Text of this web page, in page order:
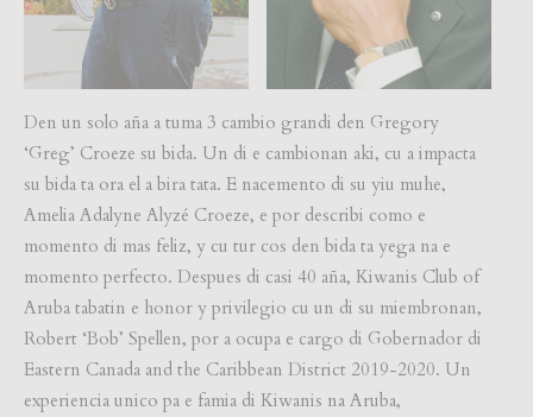
Den un solo aña a tuma 3 cambio grandi den Gregory
‘Greg’ Croeze su bida. Un di e cambionan aki, cu a impacta
su bida ta ora el a bira tata. E nacemento di su yiu muhe,
Amelia Adalyne Alyzé Croeze, e por describi como e
momento di mas feliz, y cu tur cos den bida ta yega na e
momento perfecto. Despues di casi 40 aña, Kiwanis Club of
Aruba tabatin e honor y privilegio cu un di su miembronan,
Robert ‘Bob’ Spellen, por a ocupa e cargo di Gobernador di
Eastern Canada and the Caribbean District 2019-2020. Un
experiencia unico pa e famia di Kiwanis na Aruba,